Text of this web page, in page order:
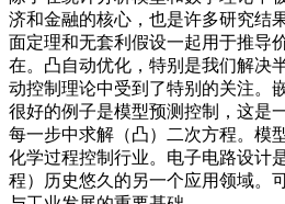
济和金融的核心，也是许多研究结
面定理和无套利假设一起用于推导
在。凸自动优化，特别是我们解决
动控制理论中受到了特别的关注。
很好的例子是模型预测控制，这是
每一步中求解（凸）二次方程。模
化学过程控制行业。电子电路设计
程）历史悠久的另一个应用领域。